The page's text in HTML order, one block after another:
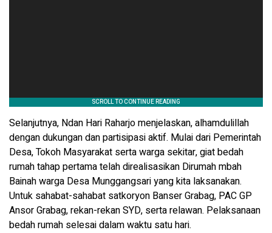
Selanjutnya, Ndan Hari Raharjo menjelaskan, alhamdulillah
dengan dukungan dan partisipasi aktif. Mulai dari Pemerintah
Desa, Tokoh Masyarakat serta warga sekitar, giat bedah
rumah tahap pertama telah direalisasikan Dirumah mbah
Bainah warga Desa Munggangsari yang kita laksanakan.
Untuk sahabat-sahabat satkoryon Banser Grabag, PAC GP
Ansor Grabag, rekan-rekan SYD, serta relawan. Pelaksanaan
bedah rumah selesai dalam waktu satu hari.